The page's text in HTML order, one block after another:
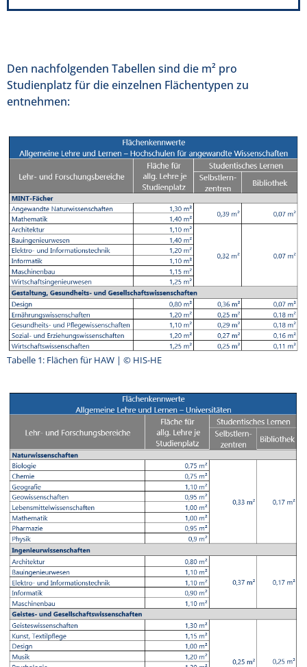
Den nachfolgenden Tabellen sind die m² pro
Studienplatz für die einzelnen Flächentypen zu
entnehmen:
Tabelle 1: Flächen für HAW | © HIS-HE